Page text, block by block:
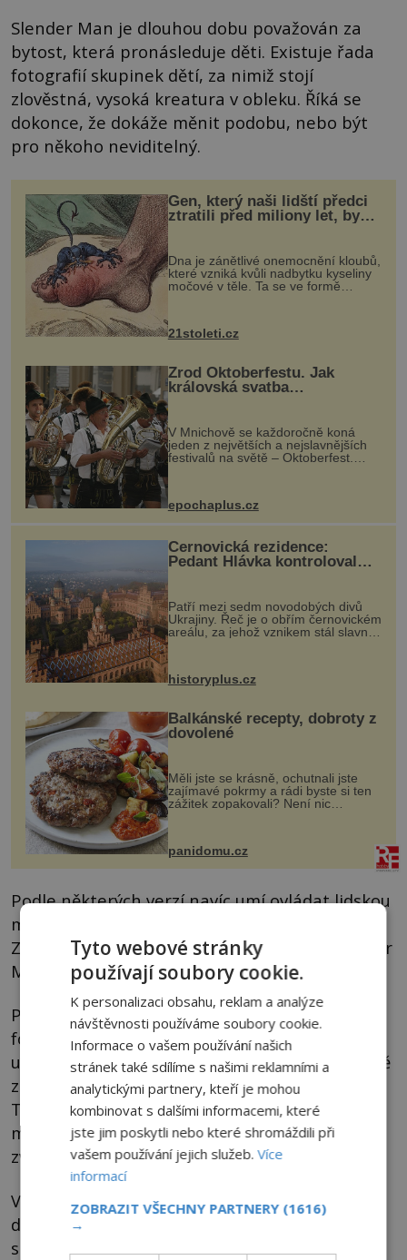
Slender Man je dlouhou dobu považován za
bytost, která pronásleduje děti. Existuje řada
fotografií skupinek dětí, za nimiž stojí
zlověstná, vysoká kreatura v obleku. Říká se
dokonce, že dokáže měnit podobu, nebo být
pro někoho neviditelný.
Gen, který naši lidští předci
ztratili před miliony let, by
mohl pomoci s léčbou
„nemoci králů“
Dna je zánětlivé onemocnění kloubů,
které vzniká kvůli nadbytku kyseliny
močové v těle. Ta se ve formě
nohou, a způsobuje bole...
21stoleti.cz
Zrod Oktoberfestu. Jak
královská svatba
odstartovala největší pivní
festival světa
V Mnichově se každoročně koná
jeden z největších a nejslavnějších
festivalů na světě – Oktoberfest.
návštěvníků, kteří si vychutnávají
kultur...
epochaplus.cz
Černovická rezidence:
Pedant Hlávka kontroloval
Patří mezi sedm novodobých divů
Ukrajiny. Řeč je o obřím černovickém
areálu, za jehož vznikem stál slavný
český architekt Josef Hlávka. Ten si
na něm dal mimořádně záležet. Jeho
historyplus.cz
Balkánské recepty, dobroty z
dovolené
Měli jste se krásně, ochutnali jste
zajímavé pokrmy a rádi byste si ten
zážitek zopakovali? Není nic
snazšího. Pljeskavica (10 porcí)
Možná jste ji ochutnali na dovolené v
panidomu.cz
Podle některých verzí navíc umí ovládat lidskou
mysl a přemisťovat se jen za pomoci myšlenky.
Záznamů, jež mají dosvědčovat pravost Slender
Mana je spousta.
Přízrak je mapován nejen videozáznamy, ale i
fotografiemi. Objevují se snímky, kde stojí
uprostřed lesů, nebo v blízkosti dětí, jež údajně
zmizely. Je snad jakousi formou Tulpy? Jako
Tulpa se v řadě kultur označuje zhmotněná
myšlenka. Může mít různé podoby – člověka,
zvířete, nebo jiných bytostí.
Ve skutečnosti prý existuje jen ve světě
duchovním, ale pokud se na ni někdo ze
smrtelníků usilovně soustředí, může se mu
Tyto webové stránky
používají soubory cookie.
K personalizaci obsahu, reklam a analýze
návštěvnosti používáme soubory cookie.
Informace o vašem používání našich
stránek také sdílíme s našimi reklamními a
analytickými partnery, kteří je mohou
kombinovat s dalšími informacemi, které
jste jim poskytli nebo které shromáždili při
vašem používání jejich služeb.Více
informací
ZOBRAZIT VŠECHNY PARTNERY (1616)
→